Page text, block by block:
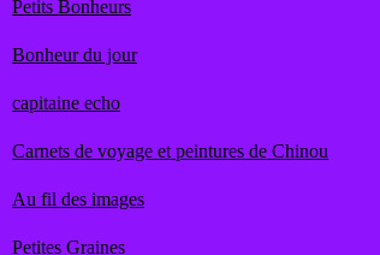
Petits Bonheurs
Bonheur du jour
capitaine echo
Carnets de voyage et peintures de Chinou
Au fil des images
Petites Graines